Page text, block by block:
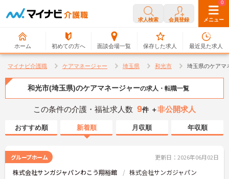
求人検索 会員登録 メニュー
ホーム 初めての方へ 面談会場一覧
0
保存した求人
0
最近見た求人
マイナビ介護職 ケアマネージャー 埼玉県 和光市 埼玉県のケアマ
和光市(埼玉県)のケアマネージャーの求人・転職一覧
この条件の介護・福祉求人数 9件 ＋非公開求人
おすすめ順 新着順 月収順 年収順
グループホーム 更新日：2026年06月02日
株式会社サンガジャパンわこう翔裕館 株式会社サンガジャパン